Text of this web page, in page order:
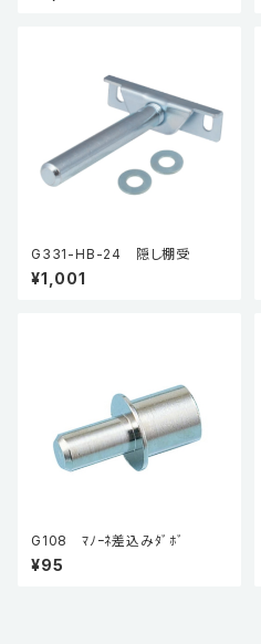
G331-HB-24 隠し棚受
¥1,001
G108 ﾏﾉｰﾈ差込みﾀﾞﾎﾞ
¥95